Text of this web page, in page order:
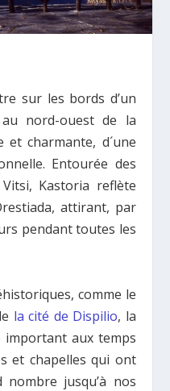
sur les bords d’un
au nord-ouest de la
et charmante, d´une
Entourée des
Kastoria reflète
attirant, par
pendant toutes les
comme le
la cité de Dispilio, la
aux temps
et chapelles qui ont
jusqu’à nos